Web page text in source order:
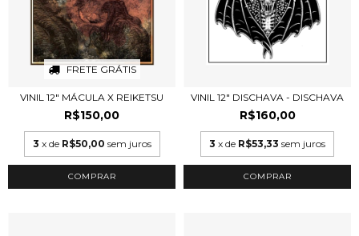
FRETE GRÁTIS
VINIL 12" MÁCULA X REIKETSU
R$150,00
3 x de R$50,00 sem juros
VINIL 12" DISCHAVA - DISCHAVA
R$160,00
3 x de R$53,33 sem juros